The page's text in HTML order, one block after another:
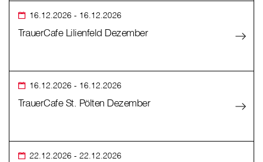
16.12.2026 - 16.12.2026
TrauerCafe Lilienfeld Dezember
16.12.2026 - 16.12.2026
TrauerCafe St. Pölten Dezember
22.12.2026 - 22.12.2026